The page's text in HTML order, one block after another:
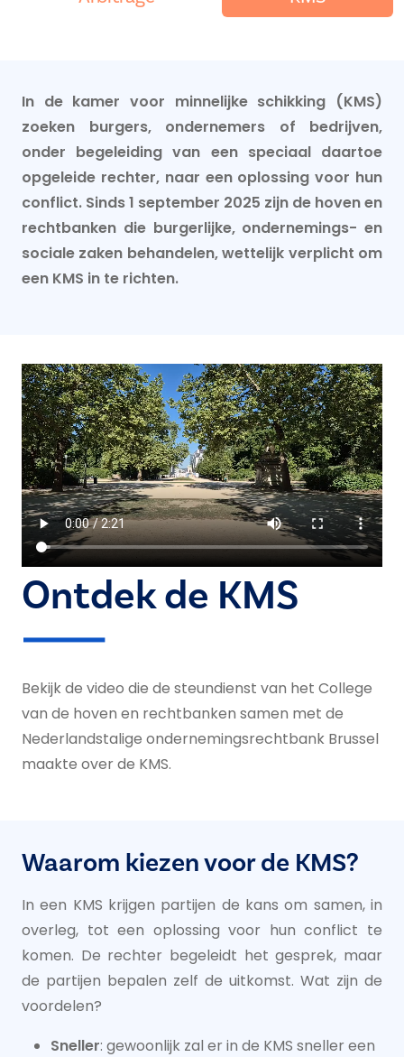
In de kamer voor minnelijke schikking (KMS)
zoeken burgers, ondernemers of bedrijven,
onder begeleiding van een speciaal daartoe
opgeleide rechter, naar een oplossing voor hun
conflict. Sinds 1 september 2025 zijn de hoven en
rechtbanken die burgerlijke, ondernemings- en
sociale zaken behandelen, wettelijk verplicht om
een KMS in te richten.
Ontdek de KMS
Bekijk de video die de steundienst van het College
van de hoven en rechtbanken samen met de
Nederlandstalige ondernemingsrechtbank Brussel
maakte over de KMS.
Waarom kiezen voor de KMS?
In een KMS krijgen partijen de kans om samen, in
overleg, tot een oplossing voor hun conflict te
komen. De rechter begeleidt het gesprek, maar
de partijen bepalen zelf de uitkomst. Wat zijn de
voordelen?
Sneller: gewoonlijk zal er in de KMS sneller een